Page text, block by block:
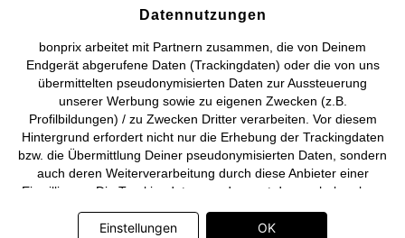
Datennutzungen
bonprix arbeitet mit Partnern zusammen, die von Deinem
Endgerät abgerufene Daten (Trackingdaten) oder die von uns
übermittelten pseudonymisierten Daten zur Aussteuerung
unserer Werbung sowie zu eigenen Zwecken (z.B.
Profilbildungen) / zu Zwecken Dritter verarbeiten. Vor diesem
Hintergrund erfordert nicht nur die Erhebung der Trackingdaten
bzw. die Übermittlung Deiner pseudonymisierten Daten, sondern
auch deren Weiterverarbeitung durch diese Anbieter einer
Einwilligung. Die Trackingdaten werden erst dann erhoben bzw.
Deine pseudonymisierten Daten erst dann übermittelt, wenn Du
auf den in dem Banner auf bonprix.de wiedergebenden Button
Einstellungen OK